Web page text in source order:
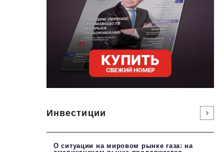
Инвестиции
О ситуации на мировом рынке газа: на